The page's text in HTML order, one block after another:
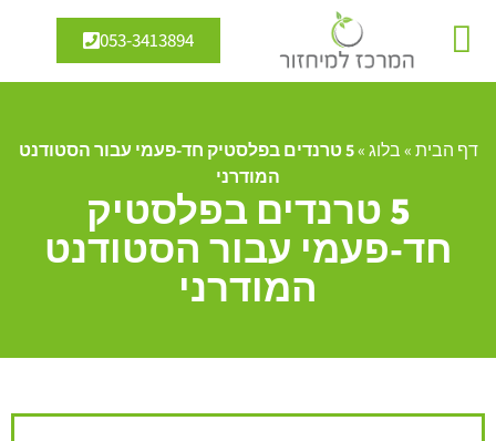
053-3413894
דף הבית»בלוג» 5 טרנדים בפלסטיק חד-פעמי עבור הסטודנט
המודרני
5 טרנדים בפלסטיק
חד-פעמי עבור הסטודנט
המודרני